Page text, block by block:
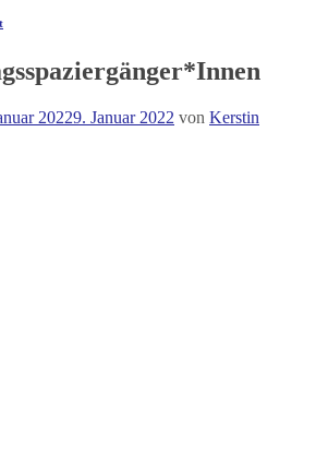
20229. Januar 2022 von Kerstin